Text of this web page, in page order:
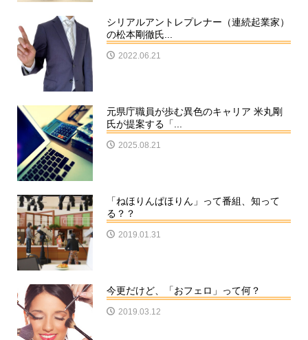
シリアルアントレプレナー（連続起業家）
の松本剛徹氏...
2022.06.21
元県庁職員が歩む異色のキャリア 米丸剛
氏が提案する「...
2025.08.21
「ねほりんぱほりん」って番組、知って
る？？
2019.01.31
今更だけど、「おフェロ」って何？
2019.03.12